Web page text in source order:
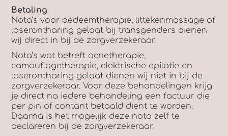
Betaling
Nota’s voor oedeemtherapie, littekenmassage of
laserontharing gelaat bij transgenders dienen
wij direct in bij de zorgverzekeraar.
Nota’s wat betreft acnetherapie,
camouflagetherapie, elektrische epilatie en
laserontharing gelaat dienen wij niet in bij de
zorgverzekeraar. Voor deze behandelingen krijg
je direct na iedere behandeling een factuur die
per pin of contant betaald dient te worden.
Daarna is het mogelijk deze nota zelf te
declareren bij de zorgverzekeraar.